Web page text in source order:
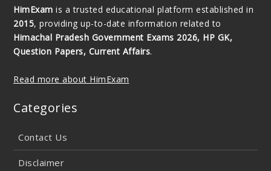
HimExam is a trusted educational platform established in
2015, providing up-to-date information related to
Himachal Pradesh Government Exams 2026, HP GK,
Question Papers, Current Affairs.
Read more about HimExam
Categories
Contact Us
Disclaimer